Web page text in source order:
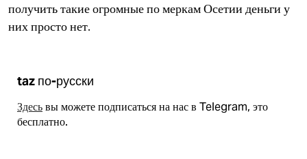
получить такие огромные по меркам Осетии деньги у
них просто нет.
taz по-русски
Здесьвы можете подписаться на нас в Telegram, это
бесплатно.